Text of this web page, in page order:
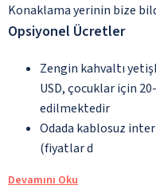
Konaklama yerinin bize
Opsiyonel Ücretler
Zengin kahvaltı
USD, çocuklar için
edilmektedir
Odada kablosuz
(fiyatlar d
Devamını Oku